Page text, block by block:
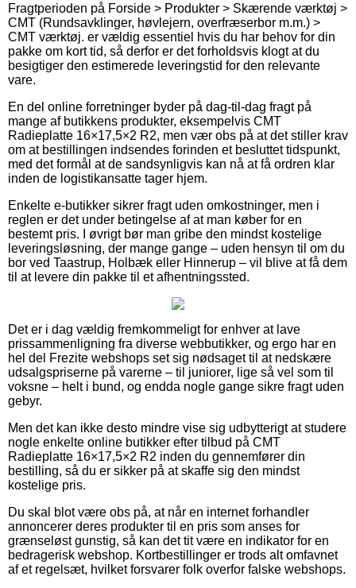
Fragtperioden på Forside > Produkter > Skærende værktøj >
CMT (Rundsavklinger, høvlejern, overfræserbor m.m.) >
CMT værktøj. er vældig essentiel hvis du har behov for din
pakke om kort tid, så derfor er det forholdsvis klogt at du
besigtiger den estimerede leveringstid for den relevante
vare.
En del online forretninger byder på dag-til-dag fragt på
mange af butikkens produkter, eksempelvis CMT
Radieplatte 16×17,5×2 R2, men vær obs på at det stiller krav
om at bestillingen indsendes forinden et besluttet tidspunkt,
med det formål at de sandsynligvis kan nå at få ordren klar
inden de logistikansatte tager hjem.
Enkelte e-butikker sikrer fragt uden omkostninger, men i
reglen er det under betingelse af at man køber for en
bestemt pris. I øvrigt bør man gribe den mindst kostelige
leveringsløsning, der mange gange – uden hensyn til om du
bor ved Taastrup, Holbæk eller Hinnerup – vil blive at få dem
til at levere din pakke til et afhentningssted.
Det er i dag vældig fremkommeligt for enhver at lave
prissammenligning fra diverse webbutikker, og ergo har en
hel del Frezite webshops set sig nødsaget til at nedskære
udsalgspriserne på varerne – til juniorer, lige så vel som til
voksne – helt i bund, og endda nogle gange sikre fragt uden
gebyr.
Men det kan ikke desto mindre vise sig udbytterigt at studere
nogle enkelte online butikker efter tilbud på CMT
Radieplatte 16×17,5×2 R2 inden du gennemfører din
bestilling, så du er sikker på at skaffe sig den mindst
kostelige pris.
Du skal blot være obs på, at når en internet forhandler
annoncerer deres produkter til en pris som anses for
grænseløst gunstig, så kan det tit være en indikator for en
bedragerisk webshop. Kortbestillinger er trods alt omfavnet
af et regelsæt, hvilket forsvarer folk overfor falske webshops.